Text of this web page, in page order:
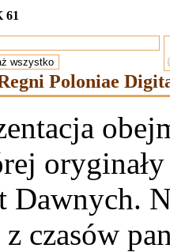
61
Poloniae
Dawnych.
czasów